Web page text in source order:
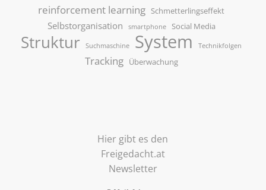
reinforcement learning Schmetterlingseffekt
Selbstorganisation smartphone Social Media
Struktur Suchmaschine System Technikfolgen
Tracking Überwachung
Hier gibt es den
Freigedacht.at
Newsletter